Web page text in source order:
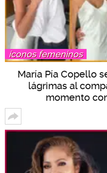
íconos femeninos
María Pía Copello
lágrimas al
momento